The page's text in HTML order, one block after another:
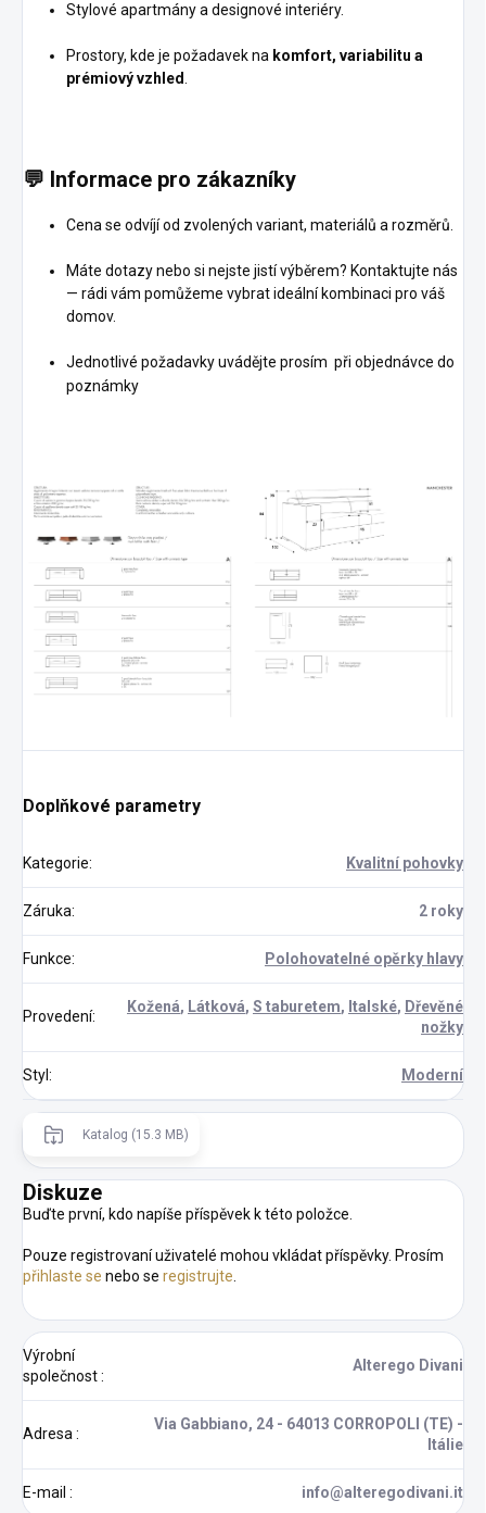
Stylové apartmány a designové interiéry.
Prostory, kde je požadavek na komfort, variabilitu a
prémiový vzhled.
💬 Informace pro zákazníky
Cena se odvíjí od zvolených variant, materiálů a rozměrů.
Máte dotazy nebo si nejste jistí výběrem? Kontaktujte nás
— rádi vám pomůžeme vybrat ideální kombinaci pro váš
domov.
Jednotlivé požadavky uvádějte prosím při objednávce do
poznámky
Doplňkové parametry
Kategorie: Kvalitní pohovky
Záruka: 2 roky
Funkce: Polohovatelné opěrky hlavy
Provedení:
Kožená, Látková, S taburetem, Italské, Dřevěné
nožky
Styl: Moderní
Katalog (15.3 MB)
Diskuze
Buďte první, kdo napíše příspěvek k této položce.
Pouze registrovaní uživatelé mohou vkládat příspěvky. Prosím
přihlaste se nebo se registrujte
Výrobní
společnost:
Alterego Divani
Adresa :
Via Gabbiano, 24 - 64013 CORROPOLI (TE) -
Itálie
E-mail : info@alteregodivani.it